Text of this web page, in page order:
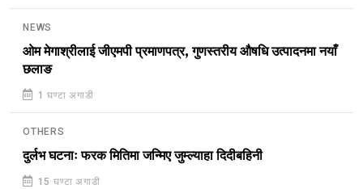
NEWS
ओम मेगाश्रीलाई जीएमपी प्रमाणपत्र, गुणस्तरीय औषधि उत्पादनमा नयाँ
छलाङ
1 घण्टा अगाडी
OTHERS
दुर्लभ घटनाः फरक मितिमा जन्मिए जुम्ल्याहा दिदीबहिनी
15 घण्टा अगाडी